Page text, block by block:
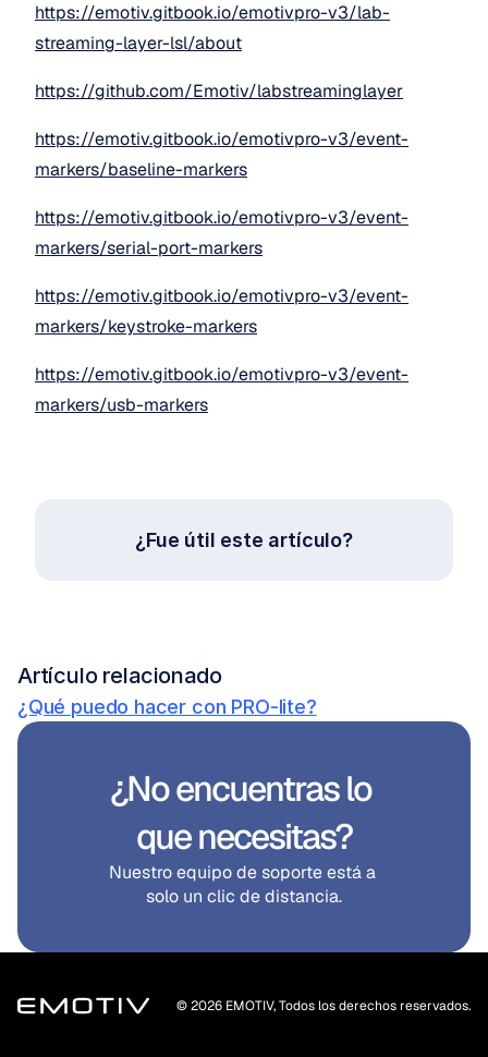
https://emotiv.gitbook.io/emotivpro-v3/lab-
streaming-layer-lsl/about
https://github.com/Emotiv/labstreaminglayer
https://emotiv.gitbook.io/emotivpro-v3/event-
markers/baseline-markers
https://emotiv.gitbook.io/emotivpro-v3/event-
markers/serial-port-markers
https://emotiv.gitbook.io/emotivpro-v3/event-
markers/keystroke-markers
https://emotiv.gitbook.io/emotivpro-v3/event-
markers/usb-markers
¿Fue útil este artículo?
Artículo relacionado
¿Qué puedo hacer con PRO-lite?
¿No encuentras lo
que necesitas?
Nuestro equipo de soporte está a
solo un clic de distancia.
© 2026 EMOTIV, Todos los derechos reservados.